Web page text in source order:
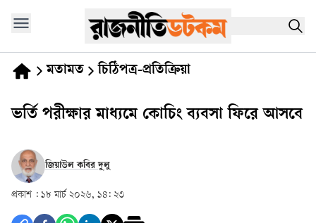
মতামত চিঠিপত্র-প্রতিক্রিয়া
ভর্তি পরীক্ষার মাধ্যমে কোচিং ব্যবসা ফিরে আসবে
জিয়াউল কবির দুলু
প্রকাশ : ১৮ মার্চ ২০২৬, ১৪: ২৩